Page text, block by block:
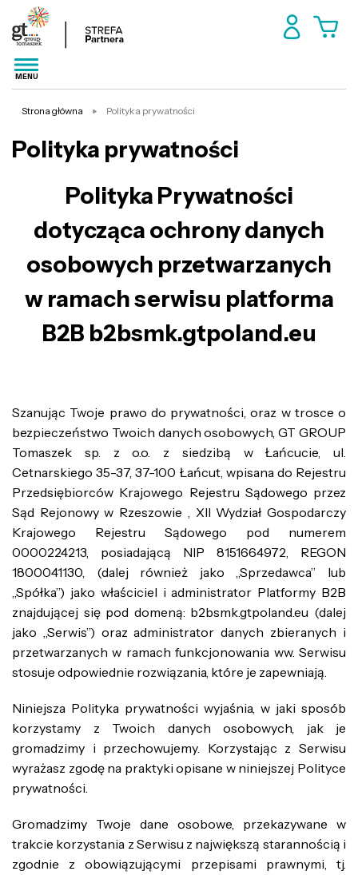
MENU
Strona główna Polityka prywatności
Polityka prywatności
Polityka Prywatności
dotycząca ochrony danych
osobowych przetwarzanych
w ramach serwisu platforma
B2B b2bsmk.gtpoland.eu
Szanując Twoje prawo do prywatności, oraz w trosce o
bezpieczeństwo Twoich danych osobowych, GT GROUP
Tomaszek sp. z o.o. z siedzibą w Łańcucie, ul.
Cetnarskiego 35-37, 37-100 Łańcut, wpisana do Rejestru
Przedsiębiorców Krajowego Rejestru Sądowego przez
Sąd Rejonowy w Rzeszowie , XII Wydział Gospodarczy
Krajowego Rejestru Sądowego pod numerem
0000224213, posiadającą NIP 8151664972, REGON
1800041130, (dalej również jako „Sprzedawca” lub
„Spółka”) jako właściciel i administrator Platformy B2B
znajdującej się pod domeną: b2bsmk.gtpoland.eu (dalej
jako „Serwis”) oraz administrator danych zbieranych i
przetwarzanych w ramach funkcjonowania ww. Serwisu
stosuje odpowiednie rozwiązania, które je zapewniają.
Niniejsza Polityka prywatności wyjaśnia, w jaki sposób
korzystamy z Twoich danych osobowych, jak je
gromadzimy i przechowujemy. Korzystając z Serwisu
wyrażasz zgodę na praktyki opisane w niniejszej Polityce
prywatności.
Gromadzimy Twoje dane osobowe, przekazywane w
trakcie korzystania z Serwisu z największą starannością i
zgodnie z obowiązującymi przepisami prawnymi, tj.